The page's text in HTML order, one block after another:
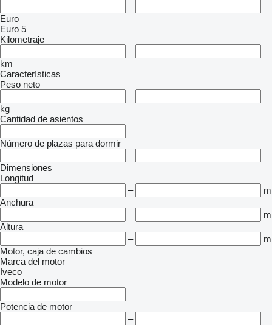
–
Euro
Euro 5
Kilometraje
–
km
Características
Peso neto
–
kg
Cantidad de asientos
Número de plazas para dormir
–
Dimensiones
Longitud
–
m
Anchura
–
m
Altura
–
m
Motor, caja de cambios
Marca del motor
Iveco
Modelo de motor
Potencia de motor
–